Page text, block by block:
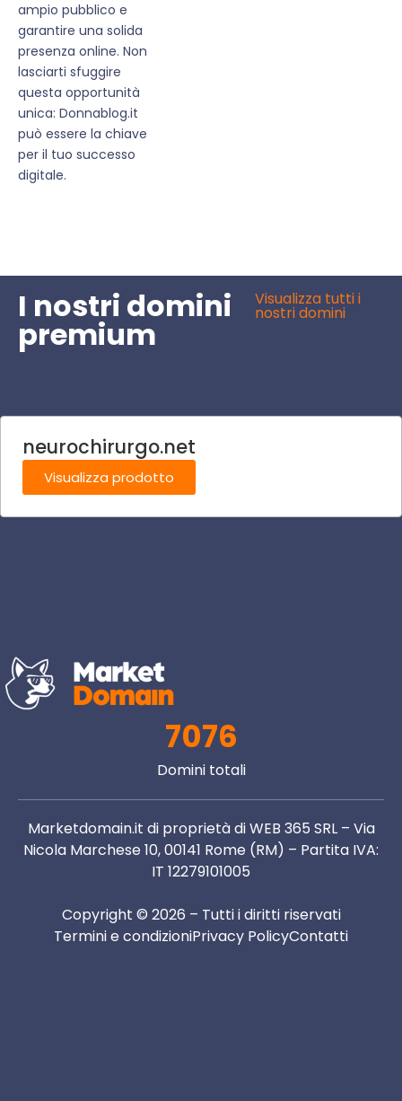
ampio pubblico e
garantire una solida
presenza online. Non
lasciarti sfuggire
questa opportunità
unica: Donnablog.it
può essere la chiave
per il tuo successo
digitale.
I nostri domini
premium
Visualizza tutti i
nostri domini
neurochirurgo.net
Visualizza prodotto
7076
Domini totali
Marketdomain.it di proprietà di WEB 365 SRL – Via
Nicola Marchese 10, 00141 Rome (RM) – Partita IVA:
IT 12279101005
Copyright © 2026 – Tutti i diritti riservati
Termini e condizioniPrivacy PolicyContatti